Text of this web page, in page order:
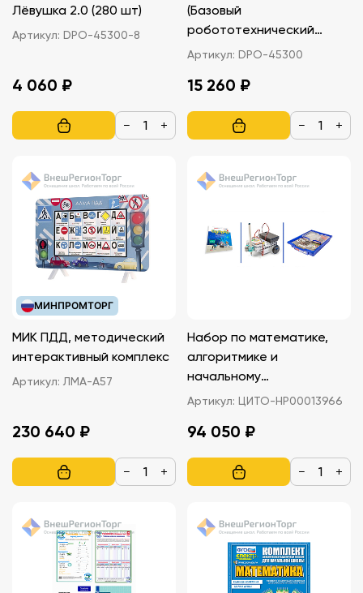
Лёвушка 2.0 (280 шт)
Артикул: DPO-45300-8
4 060 ₽
− +
(Базовый
робототехнический
набор с рабочей
Артикул: DPO-45300
15 260 ₽
− +
МИНПРОМТОРГ
МИК ПДД, методический
интерактивный комплекс
Артикул: ЛМА-А57
230 640 ₽
− +
Набор по математике,
алгоритмике и
начальному
программированию
Артикул: ЦИТО-НР00013966
94 050 ₽
− +